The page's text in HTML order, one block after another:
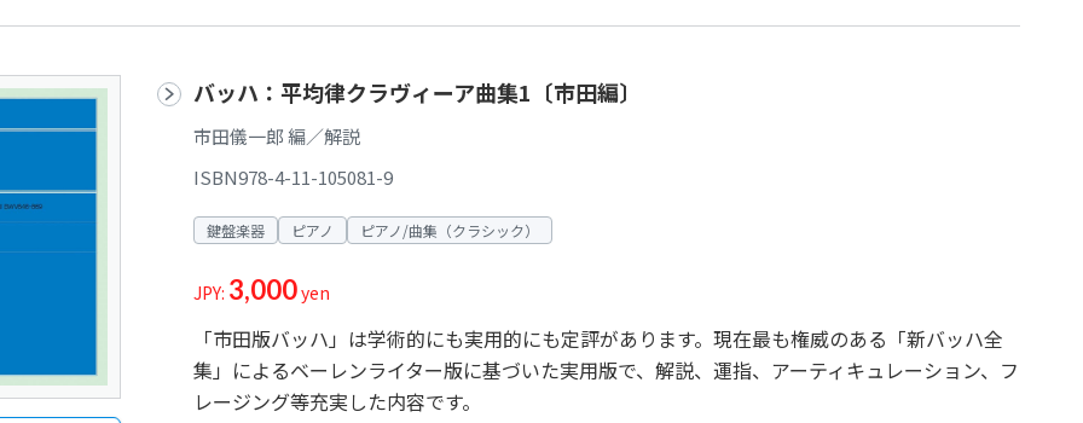
バッハ：平均律クラヴィーア曲集1〔市田編〕
市田儀一郎 編／解説
ISBN978-4-11-105081-9
鍵盤楽器 ピアノ ピアノ/曲集（クラシック）
JPY: 3,000yen
「市田版バッハ」は学術的にも実用的にも定評があります。現在最も権威のある「新バッハ全
集」によるベーレンライター版に基づいた実用版で、解説、運指、アーティキュレーション、フ
レージング等充実した内容です。